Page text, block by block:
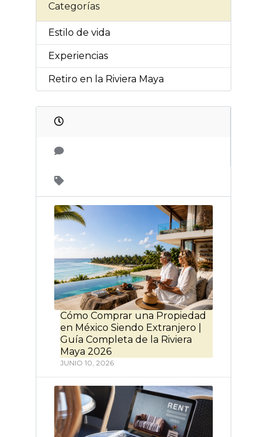
Categorías
Estilo de vida
Experiencias
Retiro en la Riviera Maya
Cómo Comprar una Propiedad
en México Siendo Extranjero |
Guía Completa de la Riviera
Maya 2026
JUNIO 10, 2026